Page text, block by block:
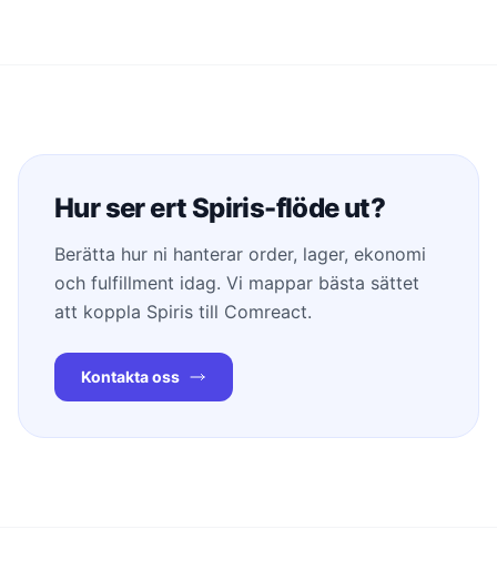
Hur ser ert Spiris-flöde ut?
Berätta hur ni hanterar order, lager, ekonomi
och fulfillment idag. Vi mappar bästa sättet
att koppla Spiris till Comreact.
Kontakta oss